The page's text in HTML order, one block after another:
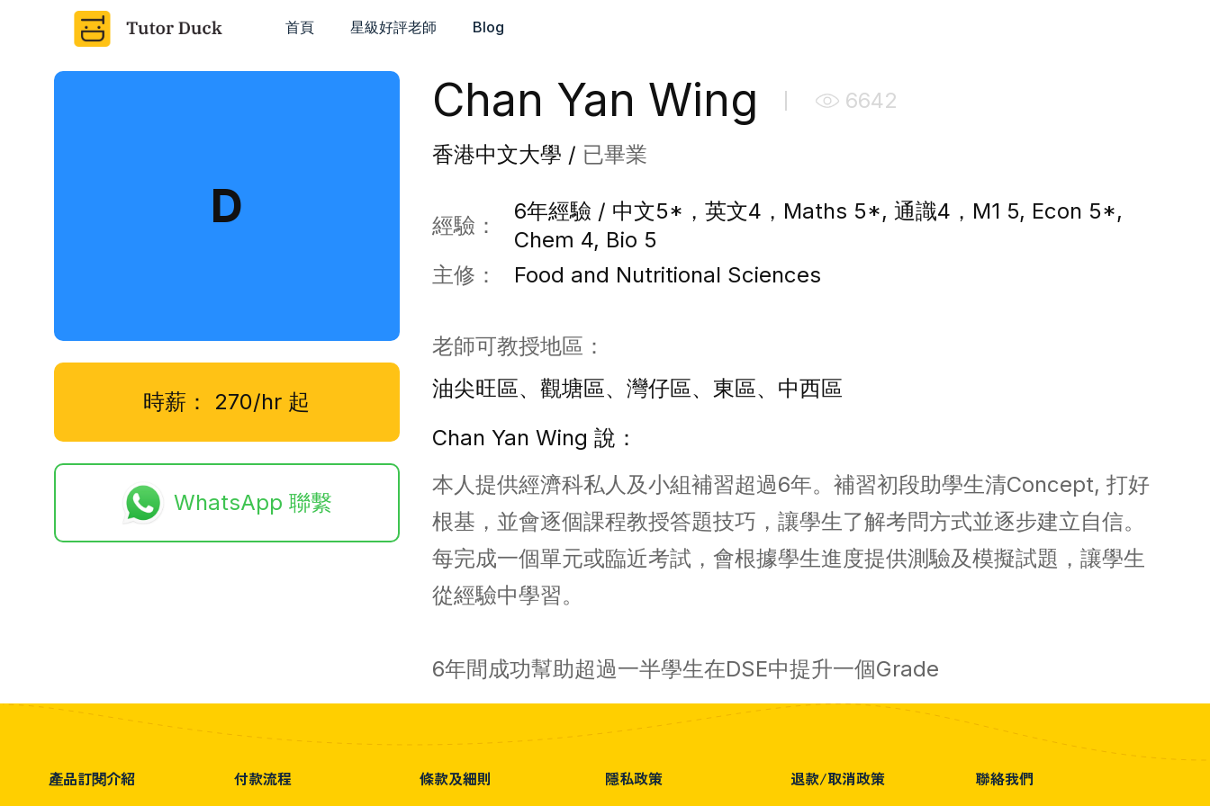
首頁 星級好評老師 Blog
D
時薪： 270/hr 起
WhatsApp 聯繫
Chan Yan Wing 6642
香港中文大學 / 已畢業
經驗：
6年經驗 / 中文5*，英文4，Maths 5*, 通識4，M1 5, Econ 5*,
Chem 4, Bio 5
主修：
Food and Nutritional Sciences
老師可教授地區：
油尖旺區、觀塘區、灣仔區、東區、中西區
Chan Yan Wing 說：
本人提供經濟科私人及小組補習超過6年。補習初段助學生清Concept, 打好
根基，並會逐個課程教授答題技巧，讓學生了解考問方式並逐步建立自信。
每完成一個單元或臨近考試，會根據學生進度提供測驗及模擬試題，讓學生
從經驗中學習。
6年間成功幫助超過一半學生在DSE中提升一個Grade
產品訂閱介紹 付款流程 條款及細則 隱私政策 退款/取消政策 聯絡我們